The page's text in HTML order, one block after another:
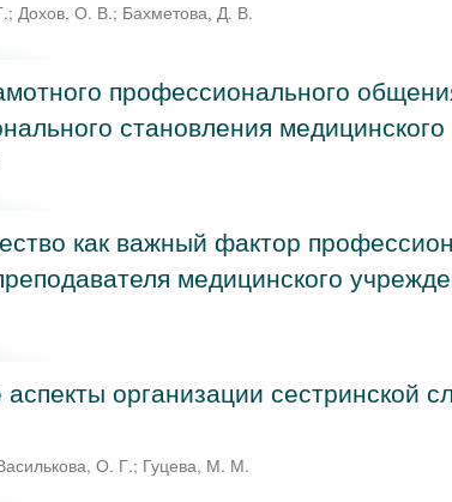
;Дохов, О. В.; Бахметова, Д. В.
профессионального
становления
как важный фактор
медицинского
организации сестринской
О. Г.; Гуцева, М. М.